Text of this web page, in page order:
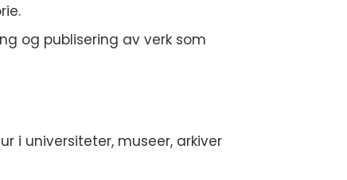
og publisering av verk som
i universiteter, museer, arkiver